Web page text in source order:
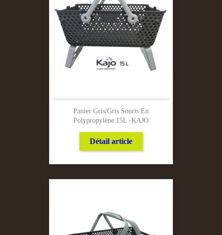
Panier Gris/Gris Souris En
Polypropylène 15L -KAJO
Détail article